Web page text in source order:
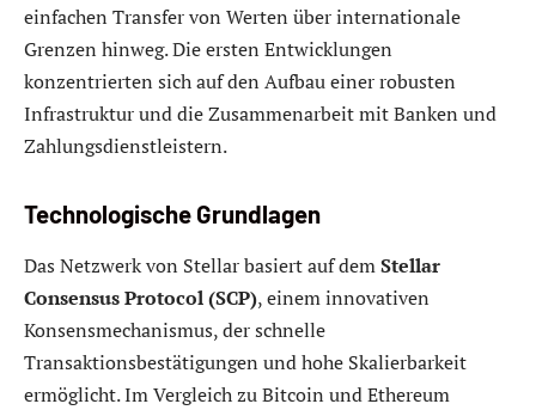
einfachen Transfer von Werten über internationale
Grenzen hinweg. Die ersten Entwicklungen
konzentrierten sich auf den Aufbau einer robusten
Infrastruktur und die Zusammenarbeit mit Banken und
Zahlungsdienstleistern.
Technologische Grundlagen
Das Netzwerk von Stellar basiert auf demStellar
Consensus Protocol (SCP), einem innovativen
Konsensmechanismus, der schnelle
Transaktionsbestätigungen und hohe Skalierbarkeit
ermöglicht. Im Vergleich zu Bitcoin und Ethereum